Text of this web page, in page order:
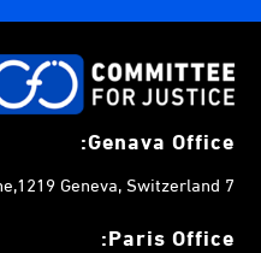
Genava Office:
7 chemin de Balexert, Châtelaine,1219 Geneva, Switzerland.
Paris Office: